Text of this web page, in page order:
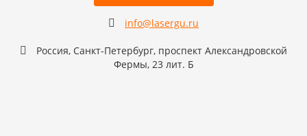
info@lasergu.ru
Россия, Санкт-Петербург, проспект Александровской
Фермы, 23 лит. Б